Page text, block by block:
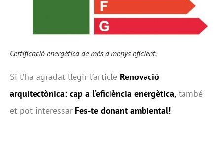
Certificació energètica de més a menys eficient.
Si t’ha agradat llegir l’article Renovació
arquitectònica: cap a l’eficiència energètica, també
et pot interessar Fes-te donant ambiental!